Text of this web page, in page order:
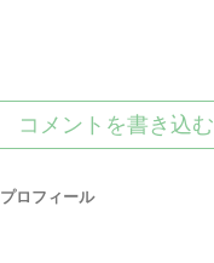
コメントを書き込む
プロフィール